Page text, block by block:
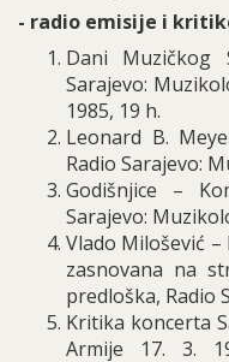
- radio emisije i
Dani Muzičkog
Sarajevo:
1985, 19 h.
Leonard B.
Radio Sarajevo:
Godišnjice –
Sarajevo:
Vlado Milošević
zasnovana na
predloška, Radio
Kritika koncerta
Armije 17. 3.